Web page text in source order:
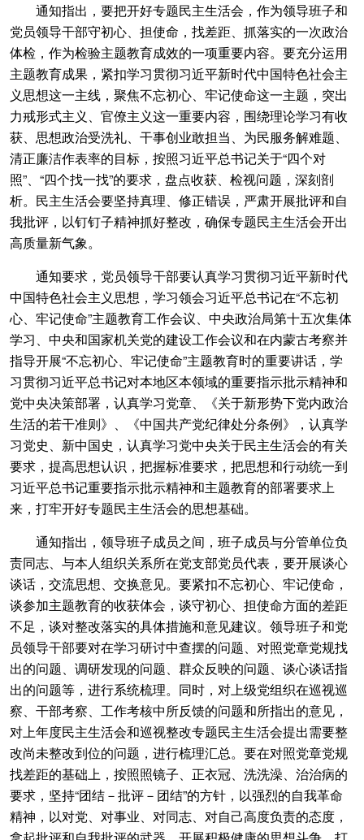
通知指出，要把开好专题民主生活会，作为领导班子和
党员领导干部守初心、担使命，找差距、抓落实的一次政治
体检，作为检验主题教育成效的一项重要内容。要充分运用
主题教育成果，紧扣学习贯彻习近平新时代中国特色社会主
义思想这一主线，聚焦不忘初心、牢记使命这一主题，突出
力戒形式主义、官僚主义这一重要内容，围绕理论学习有收
获、思想政治受洗礼、干事创业敢担当、为民服务解难题、
清正廉洁作表率的目标，按照习近平总书记关于“四个对
照”、“四个找一找”的要求，盘点收获、检视问题，深刻剖
析。民主生活会要坚持真理、修正错误，严肃开展批评和自
我批评，以钉钉子精神抓好整改，确保专题民主生活会开出
高质量新气象。
通知要求，党员领导干部要认真学习贯彻习近平新时代
中国特色社会主义思想，学习领会习近平总书记在“不忘初
心、牢记使命”主题教育工作会议、中央政治局第十五次集体
学习、中央和国家机关党的建设工作会议和在内蒙古考察并
指导开展“不忘初心、牢记使命”主题教育时的重要讲话，学
习贯彻习近平总书记对本地区本领域的重要指示批示精神和
党中央决策部署，认真学习党章、《关于新形势下党内政治
生活的若干准则》、《中国共产党纪律处分条例》，认真学
习党史、新中国史，认真学习党中央关于民主生活会的有关
要求，提高思想认识，把握标准要求，把思想和行动统一到
习近平总书记重要指示批示精神和主题教育的部署要求上
来，打牢开好专题民主生活会的思想基础。
通知指出，领导班子成员之间，班子成员与分管单位负
责同志、与本人组织关系所在党支部党员代表，要开展谈心
谈话，交流思想、交换意见。要紧扣不忘初心、牢记使命，
谈参加主题教育的收获体会，谈守初心、担使命方面的差距
不足，谈对整改落实的具体措施和意见建议。领导班子和党
员领导干部要对在学习研讨中查摆的问题、对照党章党规找
出的问题、调研发现的问题、群众反映的问题、谈心谈话指
出的问题等，进行系统梳理。同时，对上级党组织在巡视巡
察、干部考察、工作考核中所反馈的问题和所指出的意见，
对上年度民主生活会和巡视整改专题民主生活会提出需要整
改尚未整改到位的问题，进行梳理汇总。要在对照党章党规
找差距的基础上，按照照镜子、正衣冠、洗洗澡、治治病的
要求，坚持“团结－批评－团结”的方针，以强烈的自我革命
精神，以对党、对事业、对同志、对自己高度负责的态度，